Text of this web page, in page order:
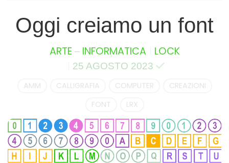
Oggi creiamo un font
ARTE– INFORMATICA LOCK
25 AGOSTO 2023
AMM CALLIGRAFIA COMPUTER
CREAZIONI
FONT
LRX